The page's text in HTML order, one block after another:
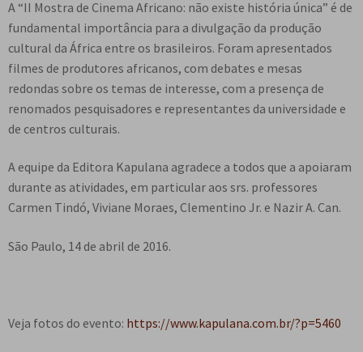
A “II Mostra de Cinema Africano: não existe história única” é de
fundamental importância para a divulgação da produção
cultural da África entre os brasileiros. Foram apresentados
filmes de produtores africanos, com debates e mesas
redondas sobre os temas de interesse, com a presença de
renomados pesquisadores e representantes da universidade e
de centros culturais.
A equipe da Editora Kapulana agradece a todos que a apoiaram
durante as atividades, em particular aos srs. professores
Carmen Tindó, Viviane Moraes, Clementino Jr. e Nazir A. Can.
São Paulo, 14 de abril de 2016.
Veja fotos do evento: https://www.kapulana.com.br/?p=5460